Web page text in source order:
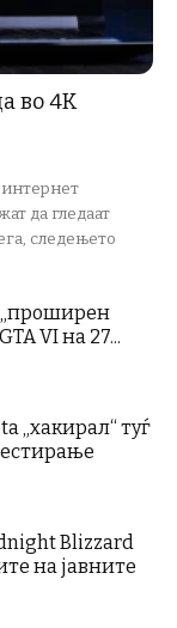
во 4K
интернет
да гледаат
следењето
„проширен
VI на 27...
„хакирал“ туѓ
Blizzard
на јавните